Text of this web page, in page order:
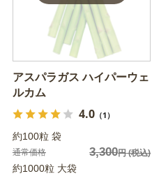
アスパラガス ハイパーウェ
ルカム
4.0（1）
約100粒 袋
通常価格 3,300円(税込)
約1000粒 大袋